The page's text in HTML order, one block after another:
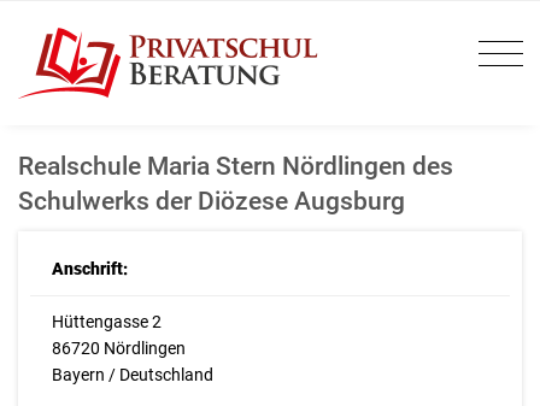
Realschule Maria Stern Nördlingen des
Schulwerks der Diözese Augsburg
Anschrift:
Hüttengasse 2
86720 Nördlingen
Bayern / Deutschland